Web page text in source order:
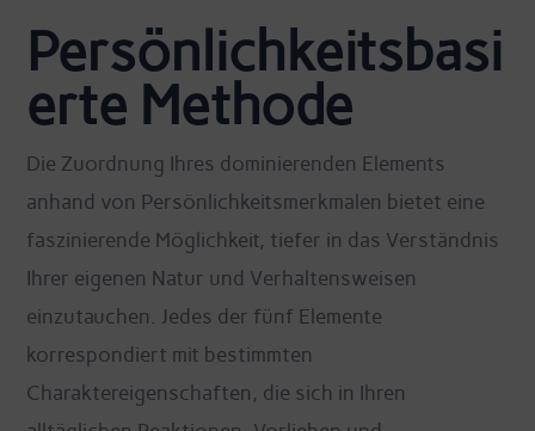
Persönlichkeitsbasi
erte Methode
Die Zuordnung Ihres dominierenden Elements
anhand von Persönlichkeitsmerkmalen bietet eine
faszinierende Möglichkeit, tiefer in das Verständnis
Ihrer eigenen Natur und Verhaltensweisen
einzutauchen. Jedes der fünf Elemente
korrespondiert mit bestimmten
Charaktereigenschaften, die sich in Ihren